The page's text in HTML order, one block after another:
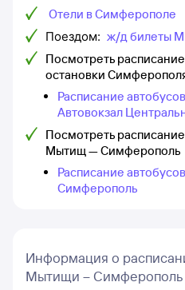
Отели в Симферополе
Поездом: ж/д билеты
Посмотреть
остановки
Расписание
Автовокзал
Посмотреть
Мытищ — Симферополь
Расписание
Симферополь
Информация о
Мытищи – Симферополь